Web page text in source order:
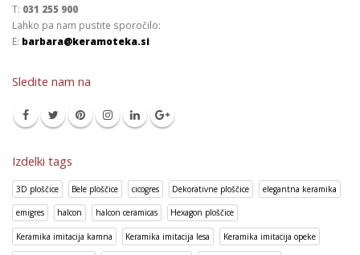
T: 031 255 900
Lahko pa nam pustite sporočilo:
E: barbara@keramoteka.si
Sledite nam na
Izdelki tags
3D ploščice Bele ploščice cicogres Dekorativne ploščice elegantna keramika
emigres halcon halcon ceramicas Hexagon ploščice
Keramika imitacija kamna Keramika imitacija lesa Keramika imitacija opeke